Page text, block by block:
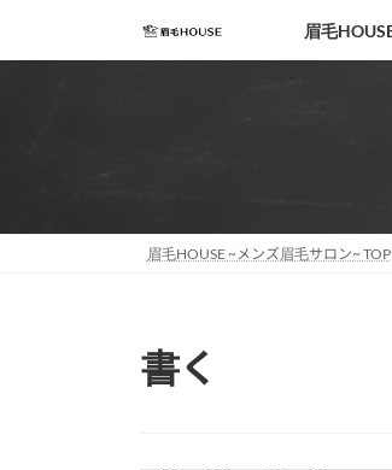
移
眉毛
眉毛HOUSE ~メンズ眉毛サロン~ TOP
書く